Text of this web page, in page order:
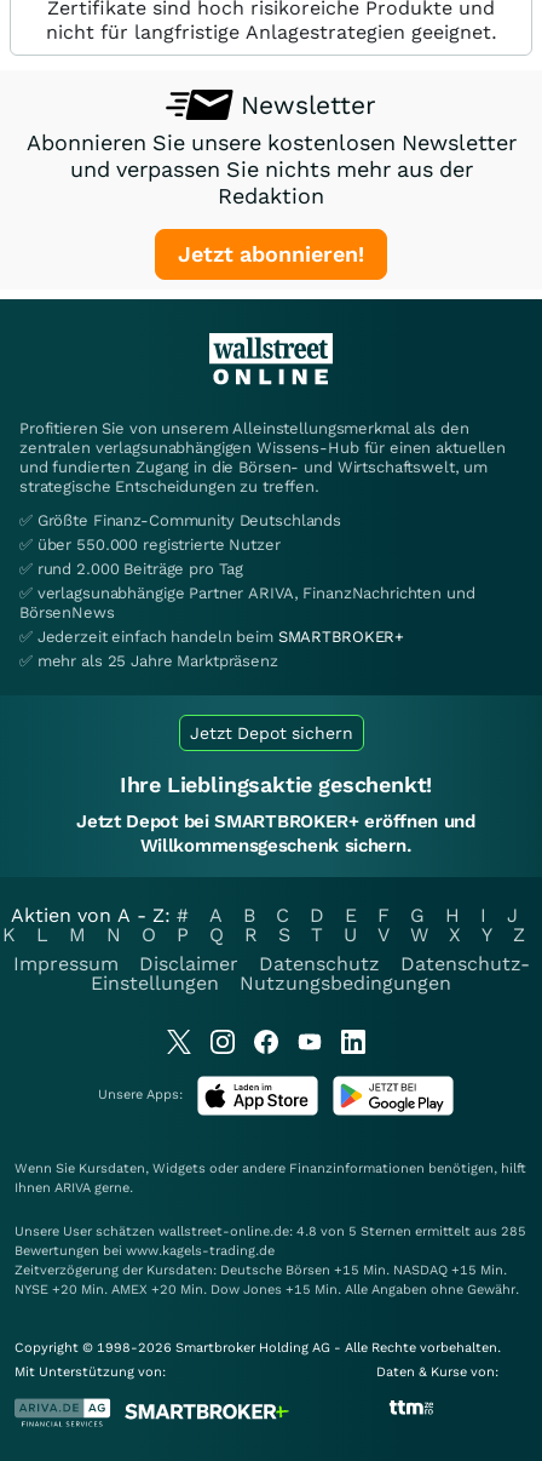
Zertifikate sind hoch risikoreiche Produkte und
nicht für langfristige Anlagestrategien geeignet.
Newsletter
Abonnieren Sie unsere kostenlosen Newsletter
und verpassen Sie nichts mehr aus der
Redaktion
Jetzt abonnieren!
Profitieren Sie von unserem Alleinstellungsmerkmal als den
zentralen verlagsunabhängigen Wissens-Hub für einen aktuellen
und fundierten Zugang in die Börsen- und Wirtschaftswelt, um
strategische Entscheidungen zu treffen.
✅ Größte Finanz-Community Deutschlands
✅ über 550.000 registrierte Nutzer
✅ rund 2.000 Beiträge pro Tag
✅ verlagsunabhängige Partner ARIVA, FinanzNachrichten und
BörsenNews
✅ Jederzeit einfach handeln beim SMARTBROKER+
✅ mehr als 25 Jahre Marktpräsenz
Jetzt Depot sichern
Ihre Lieblingsaktie geschenkt!
Jetzt Depot bei SMARTBROKER+ eröffnen und
Willkommensgeschenk sichern.
Aktien von A - Z: # A B C D E F G H I
J
K
L M N O P Q R S T U V W X Y
Z
Impressum
Disclaimer Datenschutz
Datenschutz-
Einstellungen
Nutzungsbedingungen
Unsere Apps:
Wenn Sie Kursdaten, Widgets oder andere Finanzinformationen benötigen, hilft
Ihnen ARIVA gerne.
Unsere User schätzen wallstreet-online.de: 4.8 von 5 Sternen ermittelt aus 285
Bewertungen bei www.kagels-trading.de
Zeitverzögerung der Kursdaten: Deutsche Börsen +15 Min. NASDAQ +15 Min.
NYSE +20 Min. AMEX +20 Min. Dow Jones +15 Min. Alle Angaben ohne Gewähr.
Copyright © 1998-2026 Smartbroker Holding AG - Alle Rechte vorbehalten.
Mit Unterstützung von:
Daten & Kurse von: